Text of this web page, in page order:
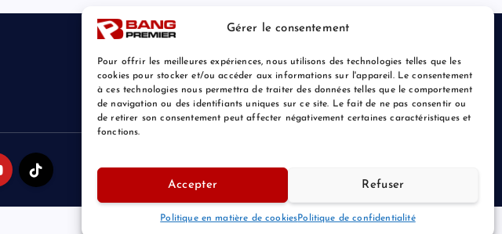
Gérer le consentement
Pour offrir les meilleures expériences, nous utilisons des technologies telles que les
cookies pour stocker et/ou accéder aux informations sur l'appareil. Le consentement
à ces technologies nous permettra de traiter des données telles que le comportement
de navigation ou des identifiants uniques sur ce site. Le fait de ne pas consentir ou
de retirer son consentement peut affecter négativement certaines caractéristiques et
fonctions.
Accepter Refuser
Politique en matière de cookiesPolitique de confidentialité